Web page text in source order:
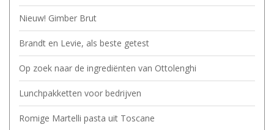
Nieuw! Gimber Brut
Brandt en Levie, als beste getest
Op zoek naar de ingrediënten van Ottolenghi
Lunchpakketten voor bedrijven
Romige Martelli pasta uit Toscane